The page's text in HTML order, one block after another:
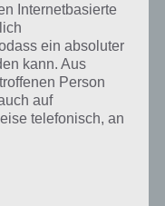
eines Bildes oder
die von anderen Spielern
kannst du das nächste
alle Antworten 94
ist 94
10 Millionen mal
und gehört mit zu den
im Google Play Store
Internetbasierte
ein absoluter
kann. Aus
Person
auf
telefonisch, an